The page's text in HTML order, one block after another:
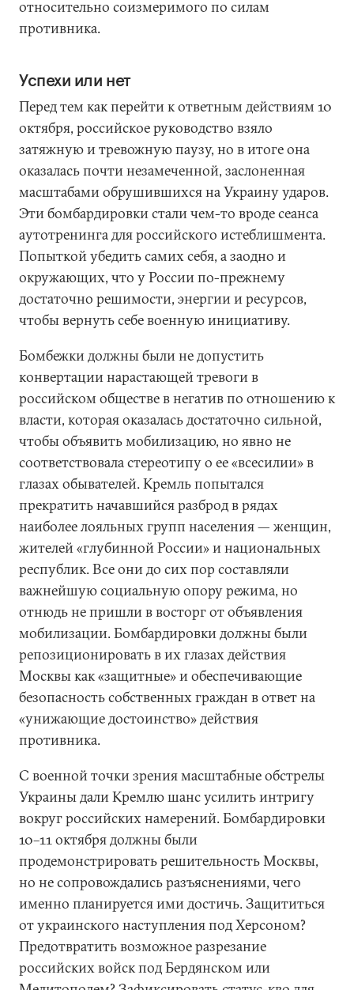
относительно соизмеримого по силам
противника.
Успехи или нет
Перед тем как перейти к ответным действиям 10
октября, российское руководство взяло
затяжную и тревожную паузу, но в итоге она
оказалась почти незамеченной, заслоненная
масштабами обрушившихся на Украину ударов.
Эти бомбардировки стали чем-то вроде сеанса
аутотренинга для российского истеблишмента.
Попыткой убедить самих себя, а заодно и
окружающих, что у России по-прежнему
достаточно решимости, энергии и ресурсов,
чтобы вернуть себе военную инициативу.
Бомбежки должны были не допустить
конвертации нарастающей тревоги в
российском обществе в негатив по отношению к
власти, которая оказалась достаточно сильной,
чтобы объявить мобилизацию, но явно не
соответствовала стереотипу о ее «всесилии» в
глазах обывателей. Кремль попытался
прекратить начавшийся разброд в рядах
наиболее лояльных групп населения — женщин,
жителей «глубинной России» и национальных
республик. Все они до сих пор составляли
важнейшую социальную опору режима, но
отнюдь не пришли в восторг от объявления
мобилизации. Бомбардировки должны были
репозиционировать в их глазах действия
Москвы как «защитные» и обеспечивающие
безопасность собственных граждан в ответ на
«унижающие достоинство» действия
противника.
С военной точки зрения масштабные обстрелы
Украины дали Кремлю шанс усилить интригу
вокруг российских намерений. Бомбардировки
10–11 октября должны были
продемонстрировать решительность Москвы,
но не сопровождались разъяснениями, чего
именно планируется ими достичь. Защититься
от украинского наступления под Херсоном?
Предотвратить возможное разрезание
российских войск под Бердянском или